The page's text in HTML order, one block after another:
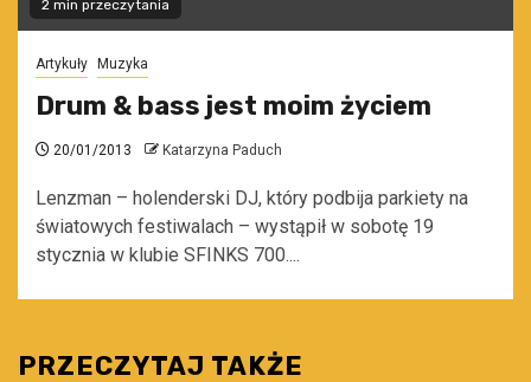
2 min przeczytania
Artykuły Muzyka
Drum & bass jest moim życiem
20/01/2013 Katarzyna Paduch
Lenzman – holenderski DJ, który podbija parkiety na
światowych festiwalach – wystąpił w sobotę 19
stycznia w klubie SFINKS 700....
PRZECZYTAJ TAKŻE